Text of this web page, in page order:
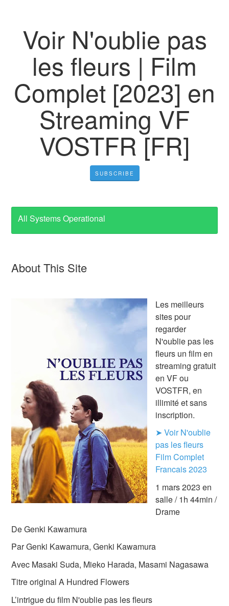
Voir N'oublie pas
les fleurs | Film
Complet [2023] en
Streaming VF
VOSTFR [FR]
SUBSCRIBE
All Systems Operational
About This Site
Les meilleurs
sites pour
regarder
N'oublie pas les
fleurs un film en
streaming gratuit
en VF ou
VOSTFR, en
illimité et sans
inscription.
➤ Voir N'oublie
pas les fleurs
Film Complet
Francais 2023
1 mars 2023 en
salle / 1h 44min /
Drame
De Genki Kawamura
Par Genki Kawamura, Genki Kawamura
Avec Masaki Suda, Mieko Harada, Masami Nagasawa
Titre original A Hundred Flowers
L’intrigue du film N'oublie pas les fleurs